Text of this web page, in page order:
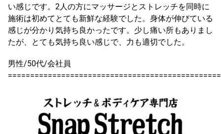
い感じです。2人の方にマッサージとストレッチを同時に
施術は初めてとても新鮮な経験でした。身体が伸びている
感じが分かり気持ち良かったです。少し痛い所もありまし
たが、とても気持ち良い感じで、力も適切でした。
男性/50代/会社員